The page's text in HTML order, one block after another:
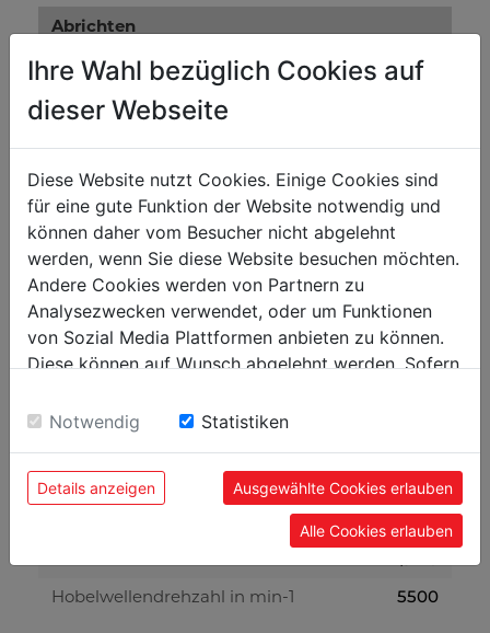
Abrichten
Abrichten Tischhöhe in mm
850
Abrichten max. Spanabnahme in mm
Schwenkbereich Abrichtanschlag
90 - 45°
Motordaten
Motorleistung S6 in W
Spannung
400 V / 50 Hz
Absauganschluss in mm
Aufstellmaß in mm
2080 x 740 x 1127
Hobelwellendrehzahl in min-1
5500
Ihre Wahl bezüglich Cookies auf
dieser Webseite
Diese Website nutzt Cookies. Einige Cookies sind
für eine gute Funktion der Website notwendig und
können daher vom Besucher nicht abgelehnt
werden, wenn Sie diese Website besuchen möchten.
Andere Cookies werden von Partnern zu
Analysezwecken verwendet, oder um Funktionen
von Sozial Media Plattformen anbieten zu können.
Diese können auf Wunsch abgelehnt werden. Sofern
Einwilligung zu unseren Cookies.
Notwendig Statistiken
Details anzeigen Ausgewählte Cookies erlauben
Alle Cookies erlauben